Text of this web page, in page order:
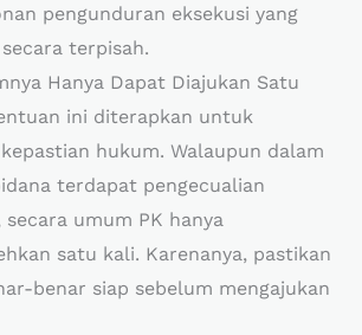
pengunduran eksekusi yang
terpisah.
Hanya Dapat Diajukan Satu
ini diterapkan untuk
hukum. Walaupun dalam
terdapat pengecualian
umum PK hanya
satu kali. Karenanya, pastikan
benar siap sebelum mengajukan